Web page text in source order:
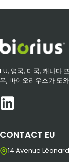
EU, 영국, 미국, 캐나다
우, 바이오리우스가 도
CONTACT EU
14 Avenue